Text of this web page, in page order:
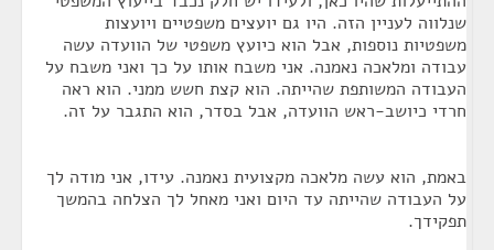
שנלווה לעניין הזה. היו גם יועצים משפטיים ויועצות
משפטיות נוספות, אבל הוא כיועץ משפטי של הוועדה עשה
עבודה ומלאכה נאמנה. אני משבח אותו על כך ואני משבח על
העבודה המשותפת שהייתה. הוא קצת חשש ממני. הוא ראה
חרדי כיושב-ראש הוועדה, אבל בסדר, הוא התגבר על זה.
באמת, הוא עשה מלאכה מקצועית נאמנה. עידו, אני מודה לך
על העבודה שהייתה עד היום ואני מאחל לך הצלחה בהמשך
תפקידך.